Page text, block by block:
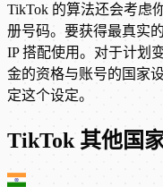
TikTok 的算法还会考虑
册号码。要获得最真实
IP 搭配使用。对于计划
金的资格与账号的国家
定这个设定。
TikTok 其他国